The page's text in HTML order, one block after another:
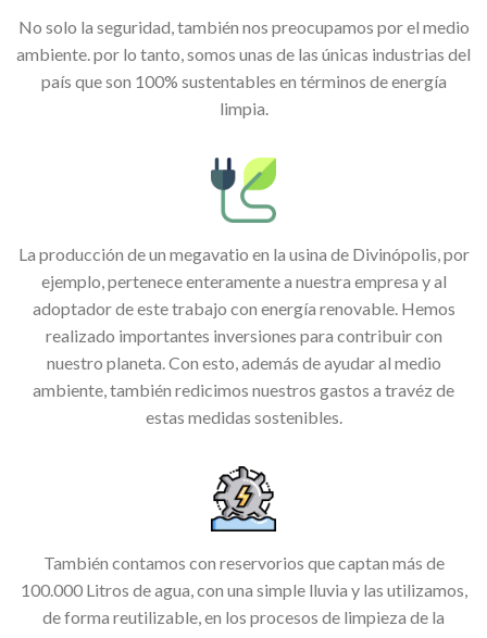
No solo la seguridad, también nos preocupamos por el medio
ambiente. por lo tanto, somos unas de las únicas industrias del
país que son 100% sustentables en términos de energía
limpia.
La producción de un megavatio en la usina de Divinópolis, por
ejemplo, pertenece enteramente a nuestra empresa y al
adoptador de este trabajo con energía renovable. Hemos
realizado importantes inversiones para contribuir con
nuestro planeta. Con esto, además de ayudar al medio
ambiente, también redicimos nuestros gastos a travéz de
estas medidas sostenibles.
También contamos con reservorios que captan más de
100.000 Litros de agua, con una simple lluvia y las utilizamos,
de forma reutilizable, en los procesos de limpieza de la